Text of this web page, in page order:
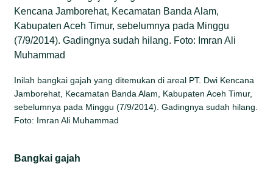
Inilah bangkai gajah yang ditemukan di areal PT. Dwi Kencana
Jamborehat, Kecamatan Banda Alam, Kabupaten Aceh Timur,
sebelumnya pada Minggu (7/9/2014). Gadingnya sudah hilang.
Foto: Imran Ali Muhammad
Bangkai gajah